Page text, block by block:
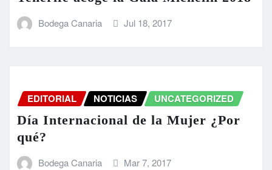
Bodega Canaria Jul 18, 2017
EDITORIAL NOTICIAS UNCATEGORIZED
Día Internacional de la Mujer ¿Por
qué?
Bodega Canaria Mar 7, 2017